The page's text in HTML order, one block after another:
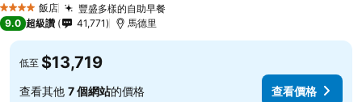
4 星級 飯店 豐盛多樣的自助早餐
9.0 超級讚 41,771 馬德里
低至 $13,719
查看其他 7 個網站的價格 查看價格